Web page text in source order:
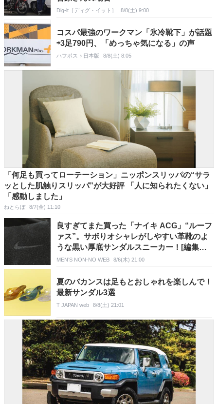
Dig-it［ディグ・イット］ 8/8(土) 9:00
コスパ最強のワークマン「氷冷靴下」が話題
⇨3足790円、「めっちゃ気になる」の声
ハフポスト日本版 8/8(土) 8:05
「何足も買ってローテーション」ニッポンスリッパの“サラ
ッとした肌触りスリッパ”が大好評 「人に知られたくない」
「感動しました」
ねとらぼ 8/7(金) 11:10
良すぎてまた買った「ナイキ ACG」“ルーフ
ァス”。サボりオシャレがしやすい革靴のよ
うな黒い厚底サンダルスニーカー！[編集者
の愛用私物 #352]
MEN’S NON-NO WEB 8/6(木) 21:00
夏のバカンスは足もとおしゃれを楽しんで！
最新サンダル3選
T JAPAN web 8/8(土) 21:01